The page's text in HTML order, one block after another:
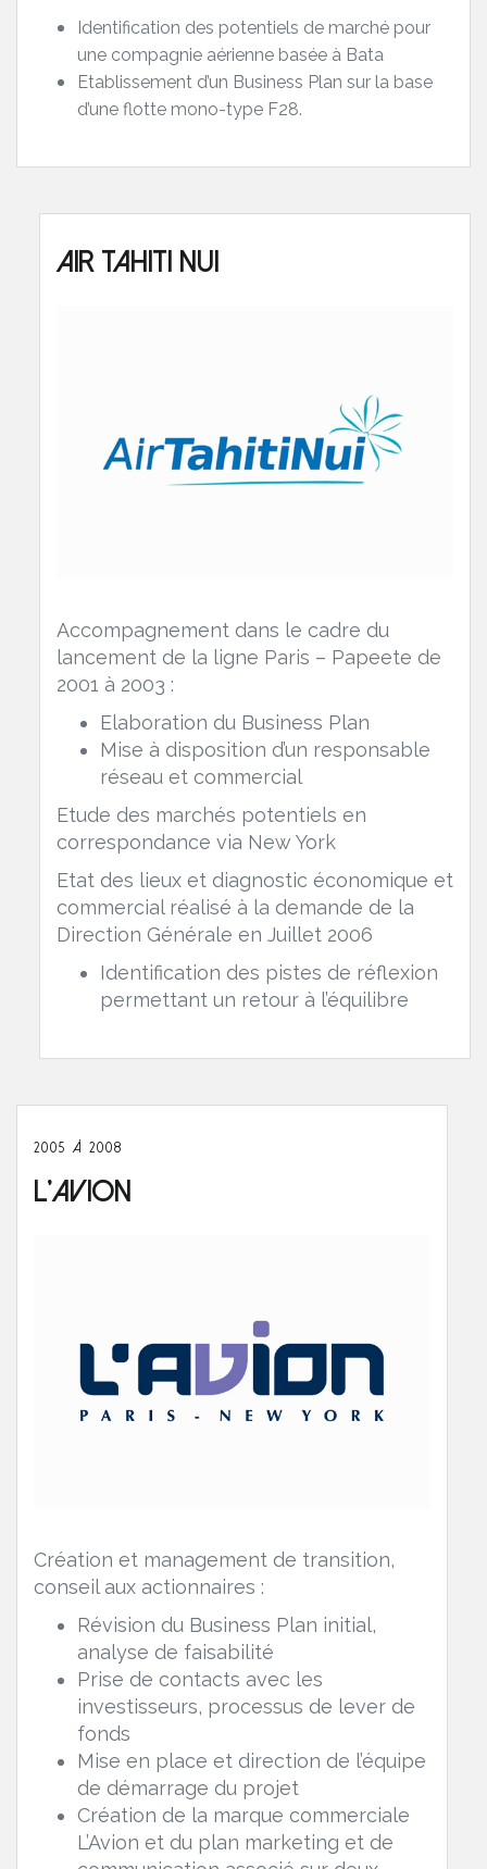
Identification des potentiels de marché pour
une compagnie aérienne basée à Bata
Etablissement d’un Business Plan sur la base
d’une flotte mono-type F28.
Air Tahiti Nui
Accompagnement dans le cadre du
lancement de la ligne Paris – Papeete de
2001 à 2003 :
Elaboration du Business Plan
Mise à disposition d’un responsable
réseau et commercial
Etude des marchés potentiels en
correspondance via New York
Etat des lieux et diagnostic économique et
commercial réalisé à la demande de la
Direction Générale en Juillet 2006
Identification des pistes de réflexion
permettant un retour à l’équilibre
2005 À 2008
L'Avion
Création et management de transition,
conseil aux actionnaires :
Révision du Business Plan initial,
analyse de faisabilité
Prise de contacts avec les
investisseurs, processus de lever de
fonds
Mise en place et direction de l’équipe
de démarrage du projet
Création de la marque commerciale
L’Avion et du plan marketing et de